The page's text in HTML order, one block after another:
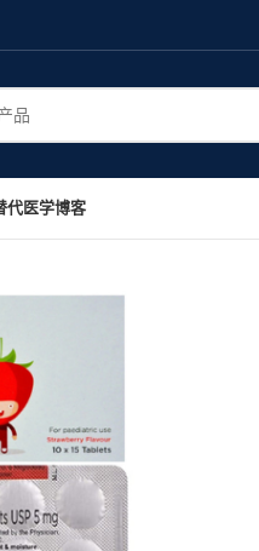
代医学博客